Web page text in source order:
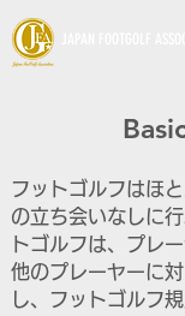
フットゴルフはほ
の立ち会いなしに
トゴルフは、プレ
他のプレーヤーに
し、フットゴルフ